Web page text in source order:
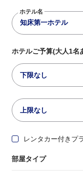
ホテル名
ホテルご予算(大人1名
下限なし
上限なし
レンタカー付きプ
部屋タイプ